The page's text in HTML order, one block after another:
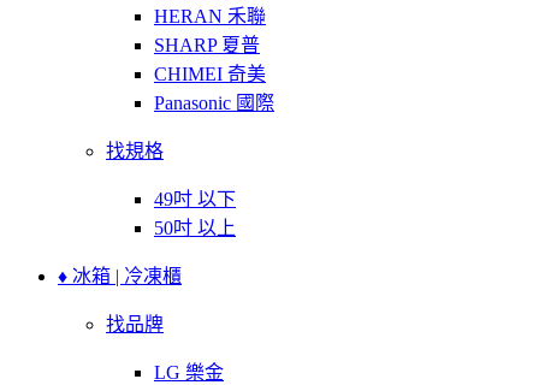
HERAN 禾聯
SHARP 夏普
CHIMEI 奇美
Panasonic 國際
找規格
49吋 以下
50吋 以上
♦ 冰箱 | 冷凍櫃
找品牌
LG 樂金